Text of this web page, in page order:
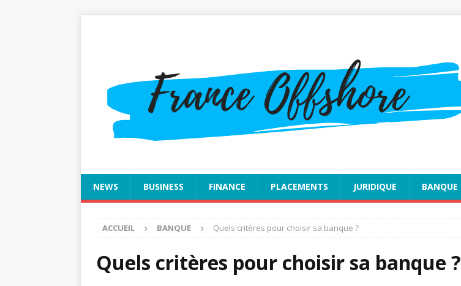
NEWS BUSINESS FINANCE PLACEMENTS JURIDIQUE BANQUE
ACCUEIL BANQUE Quels critères pour choisir sa banque ?
Quels critères pour choisir sa banque ?